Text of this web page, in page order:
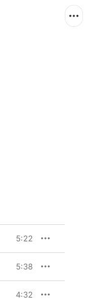
5:22
5:38
4:32